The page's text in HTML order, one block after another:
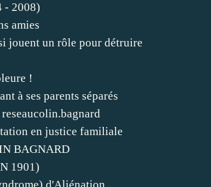
- 2008)
amies
jouent un rôle pour détruire
!
à ses parents séparés
en justice familiale
BAGNARD
1901)